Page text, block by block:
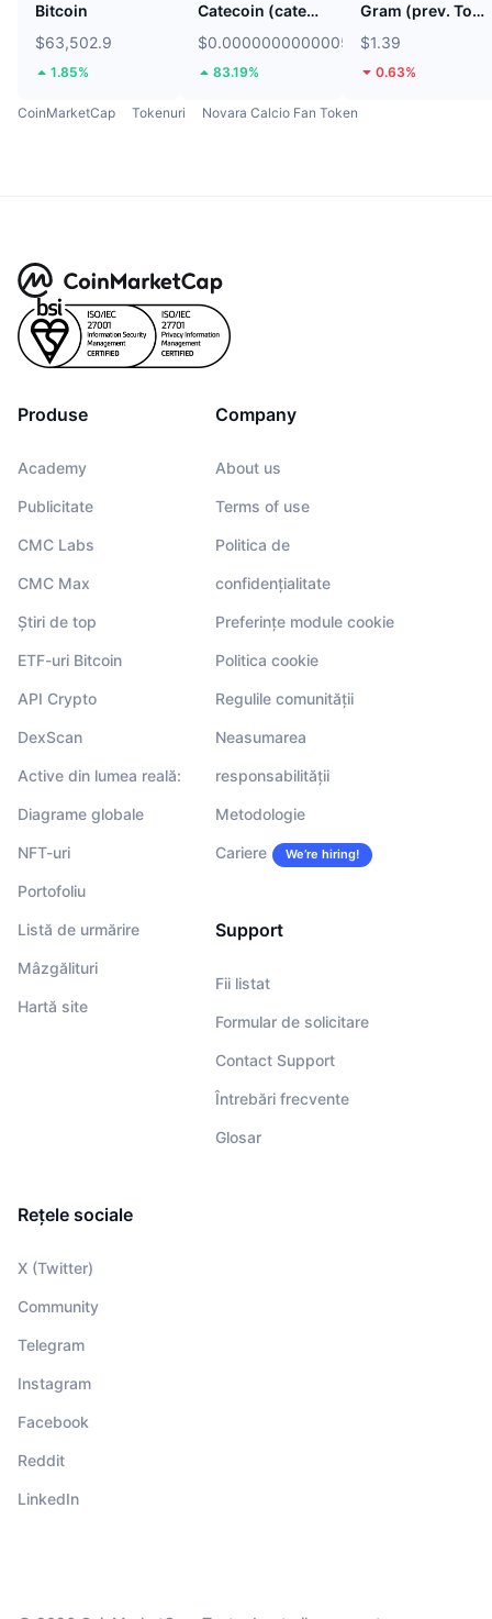
Bitcoin
$63,502.9
1.85%
Catecoin (catecoin.shop)
$0.0000000000005453
83.19%
Gram (prev. Toncoin)
$1.39
0.63%
CoinMarketCap Tokenuri Novara Calcio Fan Token
Produse
Academy
Publicitate
CMC Labs
CMC Max
Știri de top
ETF-uri Bitcoin
API Crypto
DexScan
Active din lumea reală:
Diagrame globale
NFT-uri
Portofoliu
Listă de urmărire
Mâzgălituri
Hartă site
Company
About us
Terms of use
Politica de
confidențialitate
Preferințe module cookie
Politica cookie
Regulile comunității
Neasumarea
responsabilității
Metodologie
Cariere We’re hiring!
Support
Fii listat
Formular de solicitare
Contact Support
Întrebări frecvente
Glosar
Rețele sociale
X (Twitter)
Community
Telegram
Instagram
Facebook
Reddit
LinkedIn